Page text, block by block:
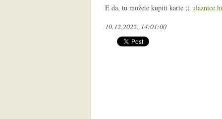
E da, tu možete kupiti karte ;)
10.12.2022. 14:01:00